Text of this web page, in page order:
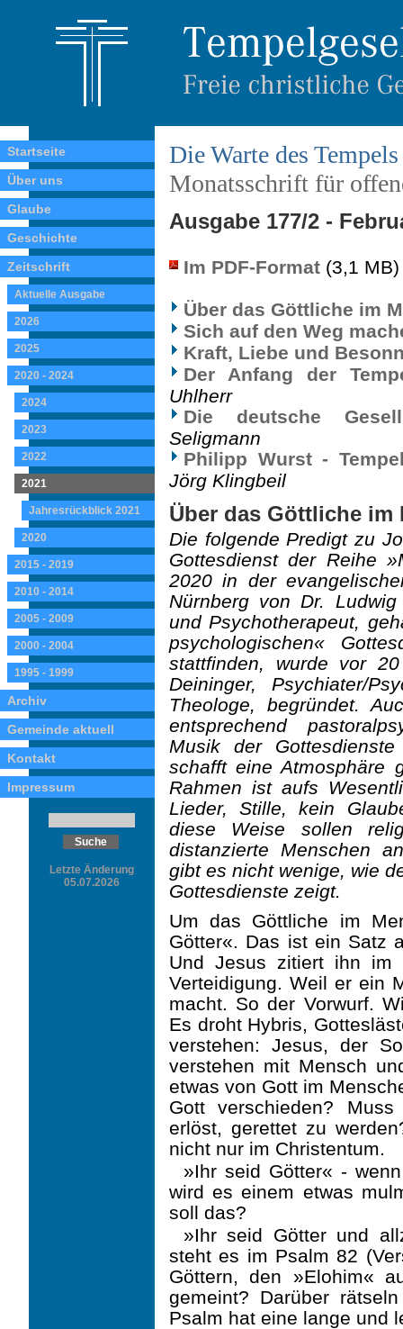
Startseite
Über uns
Glaube
Geschichte
Zeitschrift
Aktuelle Ausgabe
2026
2025
2020 - 2024
2024
2023
2022
2021
Jahresrückblick 2021
2020
2015 - 2019
2010 - 2014
2005 - 2009
2000 - 2004
1995 - 1999
Archiv
Gemeinde aktuell
Kontakt
Impressum
Letzte Änderung
05.07.2026
Die Warte des Tempels
Monatsschrift für
Ausgabe 177/2 -
Im PDF-Format (3,1 MB)
Über das Göttliche im
Sich auf den Weg
Kraft, Liebe und
Der Anfang der
Uhlherr
Die deutsche
Seligmann
Philipp Wurst -
Jörg Klingbeil
Über das Göttliche im
Die folgende Predigt zu
Gottesdienst der Reihe
2020 in der
Nürnberg von Dr.
und Psychotherapeut,
psychologischen«
stattfinden, wurde vor
Deininger, Psychiater/
Theologe, begründet.
entsprechend
Musik der
schafft eine Atmosphäre
Rahmen ist aufs
Lieder, Stille, kein
diese Weise sollen
distanzierte Menschen
gibt es nicht wenige, wie
Gottesdienste zeigt.
Um das Göttliche im
Götter«. Das ist ein Satz
Und Jesus zitiert ihn im
Verteidi­gung. Weil er ein
macht. So der Vorwurf.
Es droht Hybris,
verstehen: Jesus, der
verstehen mit Mensch
etwas von Gott im
Gott verschieden?
erlöst, gerettet zu
nicht nur im Christentum.
»Ihr seid Götter« -
wird es einem etwas
soll das?
»Ihr seid Götter und
steht es im Psalm 82
Göttern, den »Elohim«
gemeint? Darüber
Psalm hat eine lange und